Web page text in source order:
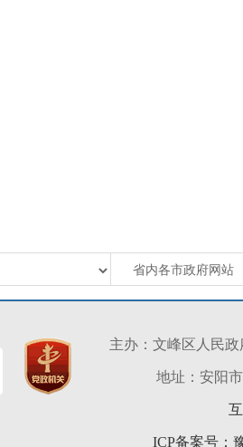
主办：文峰区人民
地址：安阳
ICP备案号：